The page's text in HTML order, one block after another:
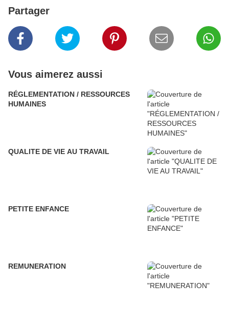
Partager
Vous aimerez aussi
RÉGLEMENTATION / RESSOURCES
HUMAINES
QUALITE DE VIE AU TRAVAIL
PETITE ENFANCE
REMUNERATION